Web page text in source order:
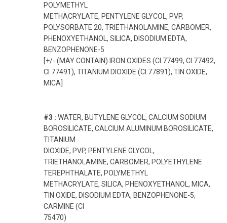
POLYMETHYL
METHACRYLATE, PENTYLENE GLYCOL, PVP,
POLYSORBATE 20, TRIETHANOLAMINE, CARBOMER,
PHENOXYETHANOL, SILICA, DISODIUM EDTA,
BENZOPHENONE-5
[+/- (MAY CONTAIN) IRON OXIDES (CI 77499, CI 77492,
CI 77491), TITANIUM DIOXIDE (CI 77891), TIN OXIDE,
MICA]
#3 : WATER, BUTYLENE GLYCOL, CALCIUM SODIUM
BOROSILICATE, CALCIUM ALUMINUM BOROSILICATE,
TITANIUM
DIOXIDE, PVP, PENTYLENE GLYCOL,
TRIETHANOLAMINE, CARBOMER, POLYETHYLENE
TEREPHTHALATE, POLYMETHYL
METHACRYLATE, SILICA, PHENOXYETHANOL, MICA,
TIN OXIDE, DISODIUM EDTA, BENZOPHENONE-5,
CARMINE (CI
75470)